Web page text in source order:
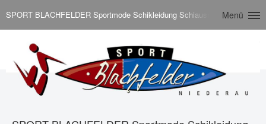
SPORT BLACHFELDER Sportmode Schikleidung Schiausrüstung Tirol -
Menü